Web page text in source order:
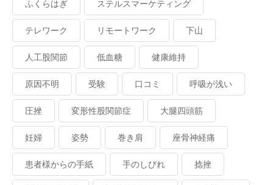
ふくらはぎ ステルスマーケティング
テレワーク リモートワーク 下山
人工股関節 低血糖 健康維持
原因不明 受験 口コミ 呼吸が浅い
圧挫 変形性股関節症 大腿四頭筋
妊婦 姿勢 巻き肩 座骨神経痛
患者様からの手紙 手のしびれ 捻挫